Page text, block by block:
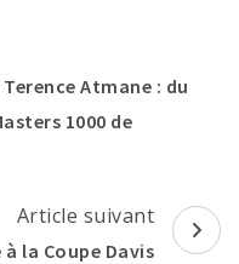
Atmane : du
1000 de
Article suivant
la Coupe Davis